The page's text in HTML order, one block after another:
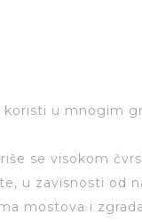
u mnogim
se visokom
u zavisnosti od
mostova i